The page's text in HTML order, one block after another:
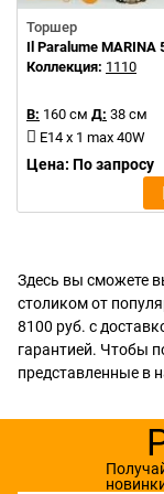
Торшер
Il Paralume MARINA
Коллекция: 1110
В: 160 см Д: 38 см
E14 x 1 max 40W
Цена: По запросу
Здесь вы сможете
столиком от
8100 руб. с
гарантией. Чтобы
представленные в